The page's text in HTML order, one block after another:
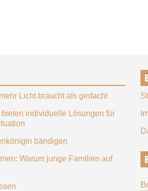
Licht braucht als gedacht
individuelle Lösungen für
bändigen
Warum junge Familien auf